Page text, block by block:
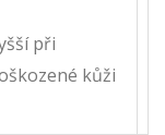
při
kůži